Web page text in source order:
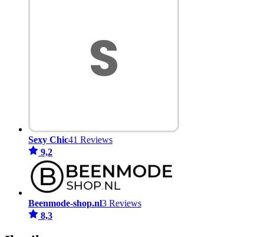
Sexy Chic41 Reviews
9,2
Beenmode-shop.nl3 Reviews
8,3